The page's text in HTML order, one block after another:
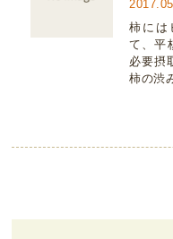
柿には
て、平
必要摂
柿の渋